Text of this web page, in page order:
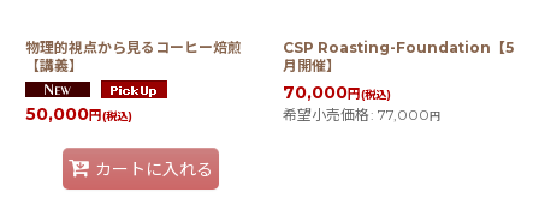
物理的視点から見るコーヒー焙煎
【講義】
50,000円(税込)
カートに入れる
CSP Roasting-Foundation【5
月開催】
70,000円(税込)
希望小売価格: 77,000円